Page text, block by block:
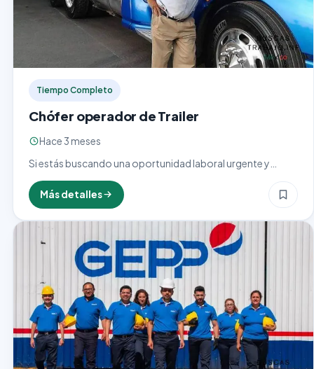
Tiempo Completo
Chófer operador de Trailer
Hace 3 meses
Si estás buscando una oportunidad laboral urgente y
PERSONAL te ofrece la posibilidad de unirte a su equipo
como…
Más detalles